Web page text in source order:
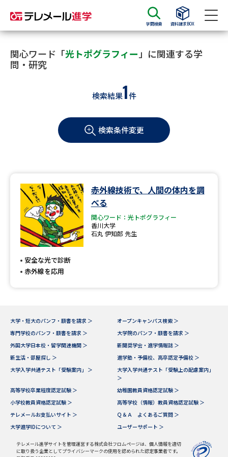
学問検索 資料請求BOX
資料請求 資料検索
大学・短大の資料種類から請求
学部・学科パンフ
総合型選抜・学校推薦型選抜 募
大学入学共通テスト利用選抜の
大学・短大以外の資料から請求
専門学校の資料請求 大学院の資料請求
留学・進学関連、塾・予備校
高等学校（情報）教員資格認定
試験
大学で学べる内容や特徴を調べる
新増設大学・学部・学科特集
国際・グローバルに強い大学特
集
関心ワード「光トポグラフィー 」に関連する学
問・研究
検索結果1件
検索条件変更
赤外線技術で、人間の体内を調
べる
関心ワード：光トポグラフィー
香川大学
石丸 伊知郎 先生
安全な光で診断
赤外線を応用
大学・短大のパンフ・願書を請求 ＞
オープンキャンパス検索 ＞
専門学校のパンフ・願書を請求 ＞
大学院のパンフ・願書を請求 ＞
外国大学日本校・留学関連機関 ＞
新聞奨学会・進学情報誌 ＞
新生活・部屋探し ＞
進学塾・予備校、高卒認定予備校 ＞
大学入学共通テスト「受験案内」 ＞
大学入学共通テスト「受験上の配慮案内」
＞
高等学校卒業程度認定試験 ＞
幼稚園教員資格認定試験 ＞
小学校教員資格認定試験 ＞
高等学校（情報）教員資格認定試験 ＞
テレメールお支払いサイト ＞
Ｑ＆Ａ よくあるご質問 ＞
大学進学IDについて ＞
ユーザーサポート ＞
テレメール進学サイトを管理運営する株式会社フロムページは、個人情報を適切
に取り扱う企業としてプライバシーマークの使用を認められた認定事業者です。